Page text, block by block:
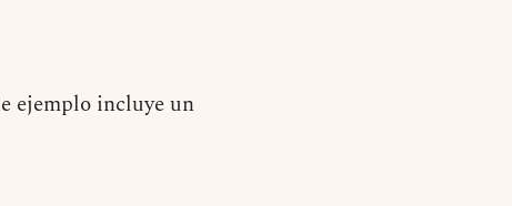
ejemplo incluye un